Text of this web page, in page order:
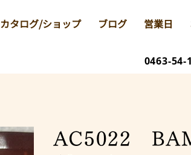
0463-54-
カタログ/ショップ ブログ 営業日
AC5022